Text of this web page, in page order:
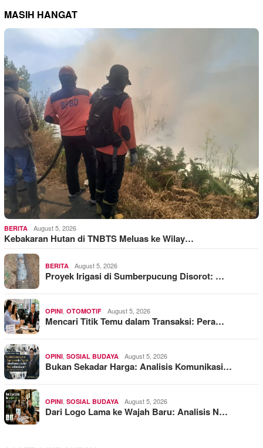
MASIH HANGAT
BERITA August 5, 2026
Kebakaran Hutan di TNBTS Meluas ke Wilay…
BERITA August 5, 2026
Proyek Irigasi di Sumberpucung Disorot: …
OPINI, OTOMOTIF August 5, 2026
Mencari Titik Temu dalam Transaksi: Pera…
OPINI, SOSIAL BUDAYA August 5, 2026
Bukan Sekadar Harga: Analisis Komunikasi…
OPINI, SOSIAL BUDAYA August 5, 2026
Dari Logo Lama ke Wajah Baru: Analisis N…